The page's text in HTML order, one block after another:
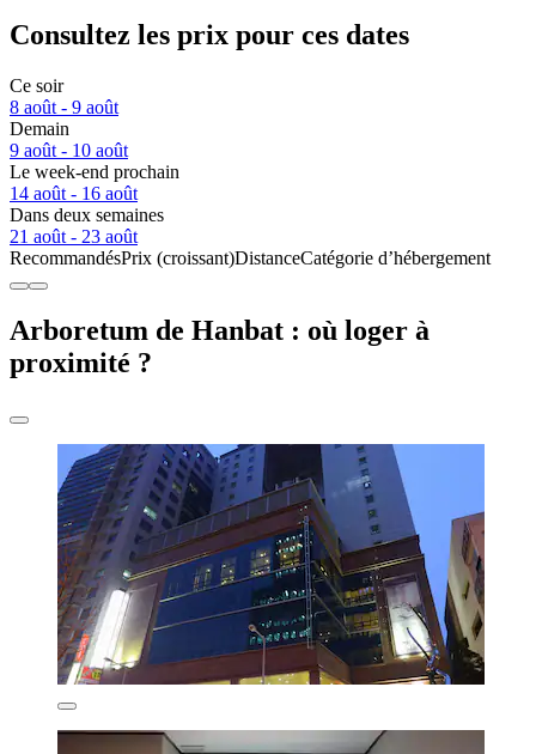
Consultez les prix pour ces dates
Ce soir
8 août - 9 août
Demain
9 août - 10 août
Le week-end prochain
14 août - 16 août
Dans deux semaines
21 août - 23 août
RecommandésPrix (croissant)DistanceCatégorie d’hébergement
Arboretum de Hanbat : où loger à
proximité ?